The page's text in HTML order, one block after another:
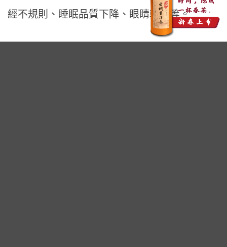
經不規則、睡眠品質下降、眼睛乾澀等。